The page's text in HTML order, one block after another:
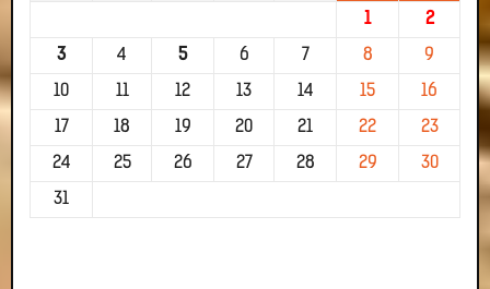
1 2
3 4 5 6 7 8 9
10 11 12 13 14 15 16
17 18 19 20 21 22 23
24 25 26 27 28 29 30
31